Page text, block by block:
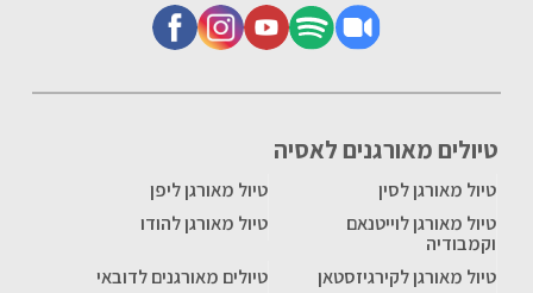
טיולים מאורגנים לאסיה
טיול מאורגן לסין
טיול מאורגן ליפן
טיול מאורגן לוייטנאם
וקמבודיה
טיול מאורגן להודו
טיול מאורגן לקירגיזסטאן
טיולים מאורגנים לדובאי